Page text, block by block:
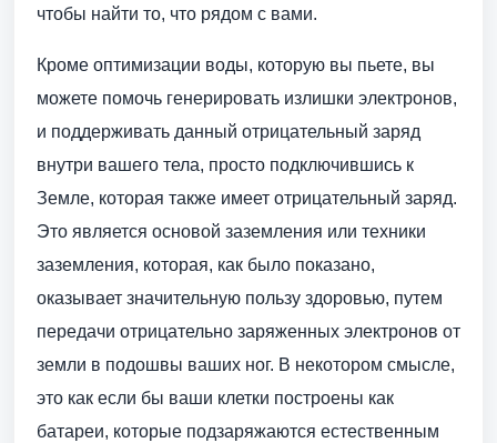
чтобы найти то, что рядом с вами.
Кроме оптимизации воды, которую вы пьете, вы
можете помочь генерировать излишки электронов,
и поддерживать данный отрицательный заряд
внутри вашего тела, просто подключившись к
Земле, которая также имеет отрицательный заряд.
Это является основой заземления или техники
заземления, которая, как было показано,
оказывает значительную пользу здоровью, путем
передачи отрицательно заряженных электронов от
земли в подошвы ваших ног. В некотором смысле,
это как если бы ваши клетки построены как
батареи, которые подзаряжаются естественным